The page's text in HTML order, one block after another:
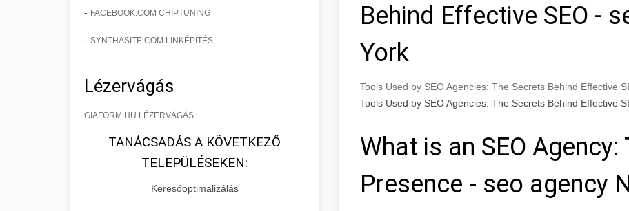
- FACEBOOK.COM CHIPTUNING
- SYNTHASITE.COM LINKÉPÍTÉS
Lézervágás
GIAFORM.HU LÉZERVÁGÁS
TANÁCSADÁS A KÖVETKEZŐ
TELEPÜLÉSEKEN:
Keresőoptimalizálás
Behind Effective SEO -
York
Tools Used by SEO Agencies: The Secrets Behind Effective
Tools Used by SEO Agencies: The Secrets Behind Effective
What is an SEO
Presence - seo agency